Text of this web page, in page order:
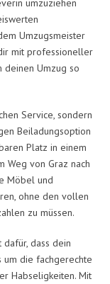
umzuziehen
Umzugsmeister
mit professioneller
deinen Umzug so
Service, sondern
Beiladungsoption
Platz in einem
Weg von Graz nach
Möbel und
ohne den vollen
zu müssen.
dass dein
um die fachgerechte
Habseligkeiten. Mit